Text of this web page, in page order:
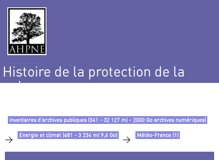
Histoire de la protection de la
nature
Inventaires d’archives publiques (341 - 32 127 ml - 2000 Go archives numériques)
> Energie et climat (481 - 3 234 ml 9,6 Go) > Météo-France (1)